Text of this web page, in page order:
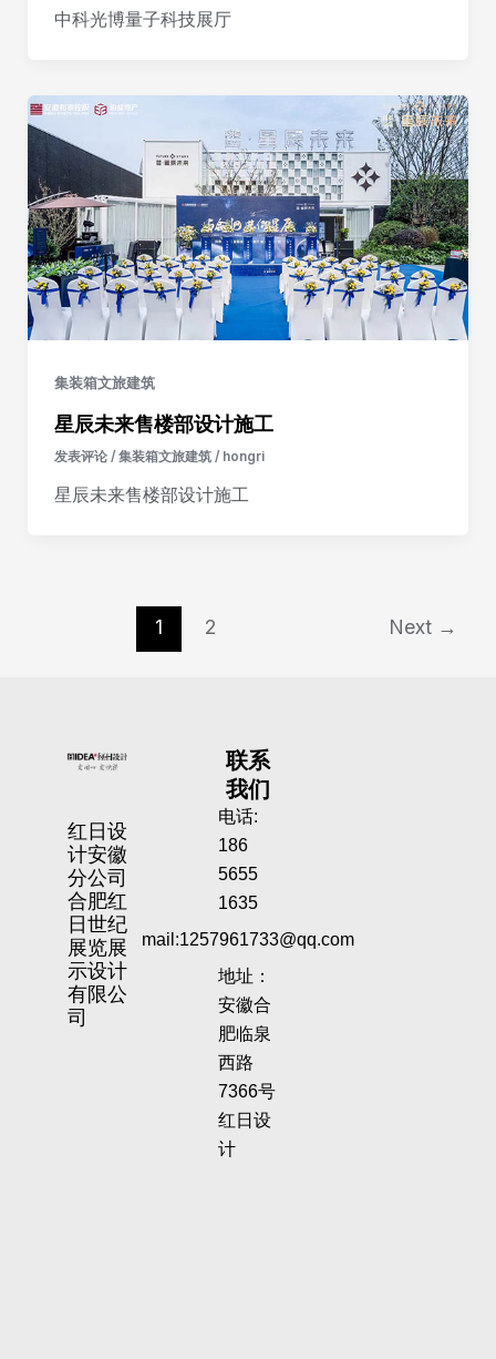
中科光博量子科技展厅
集装箱文旅建筑
星辰未来售楼部设计施工
发表评论 /集装箱文旅建筑/ hongri
星辰未来售楼部设计施工
1 2 Next →
红日设
计安徽
分公司
合肥红
日世纪
展览展
示设计
有限公
司
联系
我们
电话:
186
5655
1635
mail:1257961733@qq.com
地址：
安徽合
肥临泉
西路
7366号
红日设
计